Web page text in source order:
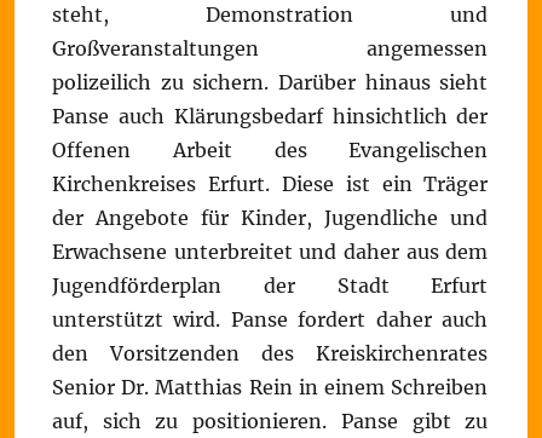
steht, Demonstration und
Großveranstaltungen angemessen
polizeilich zu sichern. Darüber hinaus sieht
Panse auch Klärungsbedarf hinsichtlich der
Offenen Arbeit des Evangelischen
Kirchenkreises Erfurt. Diese ist ein Träger
der Angebote für Kinder, Jugendliche und
Erwachsene unterbreitet und daher aus dem
Jugendförderplan der Stadt Erfurt
unterstützt wird. Panse fordert daher auch
den Vorsitzenden des Kreiskirchenrates
Senior Dr. Matthias Rein in einem Schreiben
auf, sich zu positionieren. Panse gibt zu